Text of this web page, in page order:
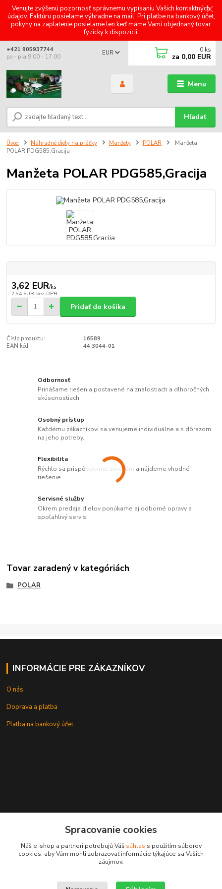
Venujte zvýšenú pozornosť správnemu vypísaniu Vašich kontaktných
údajov. Faktúru posielame výhradne na mail. Pri platbe na bankový účet,
pokyny na zaplatenie posielame len keď máme Vami objednaný tovar
fyzicky k dispozícii.
Menu
EUR
Hľadať
+421 905937744
po - pia 9:00 - 17:00
0 ks
za 0,00 EUR
Úvod Náhradné diely na práčky Manžety POLAR
Manžeta
POLAR PDG585,Gracija
Manžeta POLAR PDG585,Gracija
3,62 EUR/ks
2,94 EUR bez DPH
Pridať do košíka
Číslo produktu:
16589
EAN kód:
44 3044-01
Odbornosť
Prinášame riešenia postavené na znalostiach a dlhoročných
skúsenostiach.
Osobný prístup
Každému zákazníkovi sa venujeme individuálne a s dôrazom
na jeho potreby.
Flexibilita
Rýchlo sa prispôsobíme zmenám a nájdeme vhodné
riešenie.
Servisné služby
Okrem predaja dielov ponúkame aj odborné opravy a
spoľahlivý servis.
Tovar zaradený v kategóriách
POLAR
INFORMÁCIE PRE ZÁKAZNÍKOV
O nás
Doprava a platba
Platba na bankový účet
leksunsro@gmail.com
Spracovanie cookies
Náš e-shop a partneri potrebujú Váš súhlas s použitím súborov
cookies, aby Vám mohli zobrazovať informácie týkajúce sa Vašich
záujmov.